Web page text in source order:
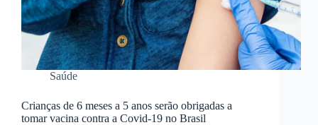
Saúde
Crianças de 6 meses a 5 anos serão obrigadas a
tomar vacina contra a Covid-19 no Brasil